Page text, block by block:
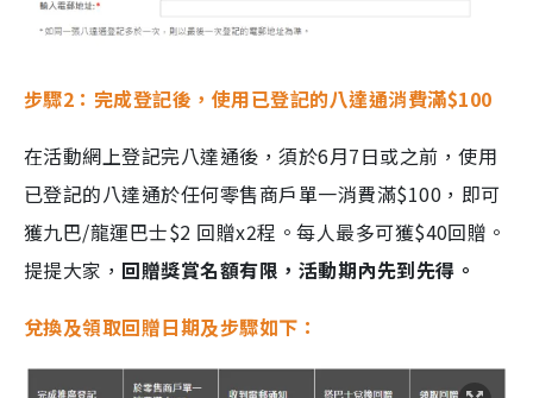
步驟2：完成登記後，使用已登記的八達通消費滿$100
在活動網上登記完八達通後，須於6月7日或之前，使用
已登記的八達通於任何零售商戶單一消費滿$100，即可
獲九巴/龍運巴士$2 回贈x2程。每人最多可獲$40回贈。
提提大家， 回贈獎賞名額有限，活動期內先到先得。
兌換及領取回贈日期及步驟如下：